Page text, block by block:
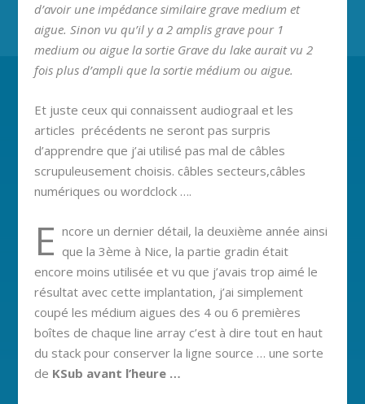
d’avoir une impédance similaire grave medium et
aigue. Sinon vu qu’il y a 2 amplis grave pour 1
medium ou aigue la sortie Grave du lake aurait vu 2
fois plus d’ampli que la sortie médium ou aigue.
Et juste ceux qui connaissent audiograal et les
articles précédents ne seront pas surpris
d’apprendre que j’ai utilisé pas mal de câbles
scrupuleusement choisis. câbles secteurs,câbles
numériques ou wordclock ….
E ncore un dernier détail, la deuxième année ainsi
que la 3ème à Nice, la partie gradin était
encore moins utilisée et vu que j’avais trop aimé le
résultat avec cette implantation, j’ai simplement
coupé les médium aigues des 4 ou 6 premières
boîtes de chaque line array c’est à dire tout en haut
du stack pour conserver la ligne source … une sorte
de KSub avant l’heure …